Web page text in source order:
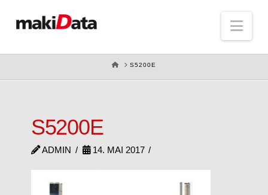
HOMES5200E
S5200E
ADMIN 14. MAI 2017